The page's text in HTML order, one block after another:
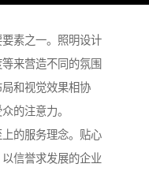
素之一。照明设计
来营造不同的氛围
和视觉效果相协
的注意力。
的服务理念。贴心
信誉求发展的企业